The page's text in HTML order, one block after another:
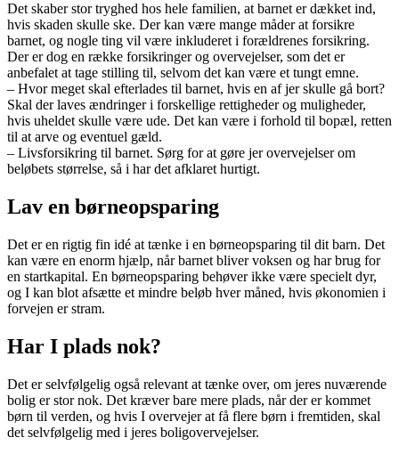
Det skaber stor tryghed hos hele familien, at barnet er dækket ind,
hvis skaden skulle ske. Der kan være mange måder at forsikre
barnet, og nogle ting vil være inkluderet i forældrenes forsikring.
Der er dog en række forsikringer og overvejelser, som det er
anbefalet at tage stilling til, selvom det kan være et tungt emne.
– Hvor meget skal efterlades til barnet, hvis en af jer skulle gå bort?
Skal der laves ændringer i forskellige rettigheder og muligheder,
hvis uheldet skulle være ude. Det kan være i forhold til bopæl, retten
til at arve og eventuel gæld.
– Livsforsikring til barnet. Sørg for at gøre jer overvejelser om
beløbets størrelse, så i har det afklaret hurtigt.
Lav en børneopsparing
Det er en rigtig fin idé at tænke i en børneopsparing til dit barn. Det
kan være en enorm hjælp, når barnet bliver voksen og har brug for
en startkapital. En børneopsparing behøver ikke være specielt dyr,
og I kan blot afsætte et mindre beløb hver måned, hvis økonomien i
forvejen er stram.
Har I plads nok?
Det er selvfølgelig også relevant at tænke over, om jeres nuværende
bolig er stor nok. Det kræver bare mere plads, når der er kommet
børn til verden, og hvis I overvejer at få flere børn i fremtiden, skal
det selvfølgelig med i jeres boligovervejelser.